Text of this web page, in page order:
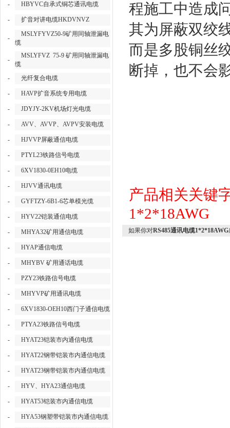
- HBYVC自承式铜芯通讯电缆
- 扩音对讲电缆HKDVNVZ
-
MSLYFYVZ50-9矿用同轴泄漏电
缆
-
MSLYFVZ 75-9 矿用同轴泄漏电
缆
-
光纤复合电缆
- HAVP扩音系统专用电缆
- JDYJY-2KV机场灯光电缆
- AVV、AVVP、AVPV安装电缆
- HJVVP屏蔽通信电缆
- PTYL23铁路信号电缆
- 6XV1830-0EH10电缆
- HJVV通讯电缆
- GYFTZY-6B1-6芯单模光缆
- HYV22铠装通信电缆
- MHYA32矿用通信电缆
- HYAP通信电缆
- MHYBV 矿用通话电缆
- PZY23铁路信号电缆
- MHYVP矿用通讯电缆
- 6XV1830-OEH10西门子通信电缆
- PTYA23铁路信号电缆
- HYAT23铠装市内通信电缆
- HYAT22钢带铠装市内通信电缆
- HYAT23钢带铠装市内通信电缆
- HYV、HYA23通信电缆
- HYAT53铠装市内通信电缆
- HYA53钢塑带铠装市内通信电缆
程施工中造成
其为屏蔽双绞
而是多股铜丝
断掉，也不会
产品相关关键
1*2*18AWG
如果你对RS485通讯电缆1*2*18AWG